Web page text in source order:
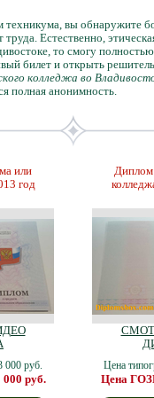
вы обнаружите
труда. Естественно,
то смогу
билет и открыть
колледжа во
полная анонимность.
или
год
000 руб.
руб.
Диплом
Цена
Цена